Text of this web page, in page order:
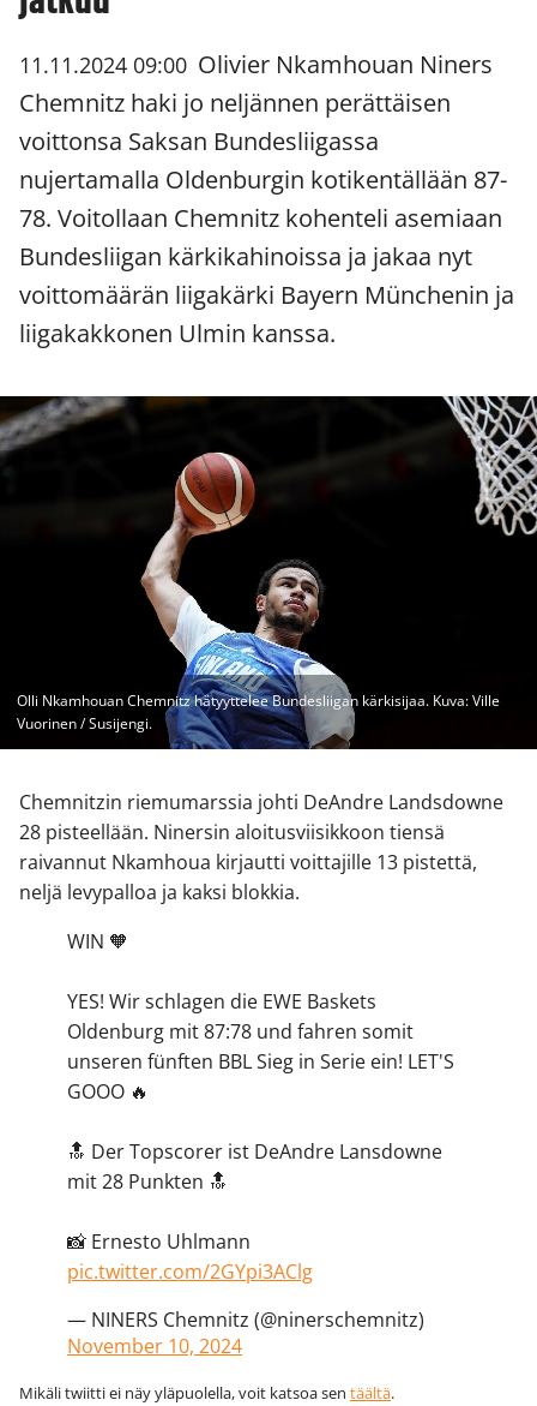
11.11.2024 09:00 Olivier Nkamhouan Niners
Chemnitz haki jo neljännen perättäisen
voittonsa Saksan Bundesliigassa
nujertamalla Oldenburgin kotikentällään 87-
78. Voitollaan Chemnitz kohenteli asemiaan
Bundesliigan kärkikahinoissa ja jakaa nyt
voittomäärän liigakärki Bayern Münchenin ja
liigakakkonen Ulmin kanssa.
Olli Nkamhouan Chemnitz hätyyttelee Bundesliigan kärkisijaa. Kuva: Ville
Vuorinen / Susijengi.
Chemnitzin riemumarssia johti DeAndre Landsdowne
28 pisteellään. Ninersin aloitusviisikkoon tiensä
raivannut Nkamhoua kirjautti voittajille 13 pistettä,
neljä levypalloa ja kaksi blokkia.
WIN 🧡
YES! Wir schlagen die EWE Baskets
Oldenburg mit 87:78 und fahren somit
unseren fünften BBL Sieg in Serie ein! LET'S
GOOO 🔥
🔝 Der Topscorer ist DeAndre Lansdowne
mit 28 Punkten 🔝
📸 Ernesto Uhlmann
pic.twitter.com/2GYpi3AClg
— NINERS Chemnitz (@ninerschemnitz)
November 10, 2024
Mikäli twiitti ei näy yläpuolella, voit katsoa sen täältä.